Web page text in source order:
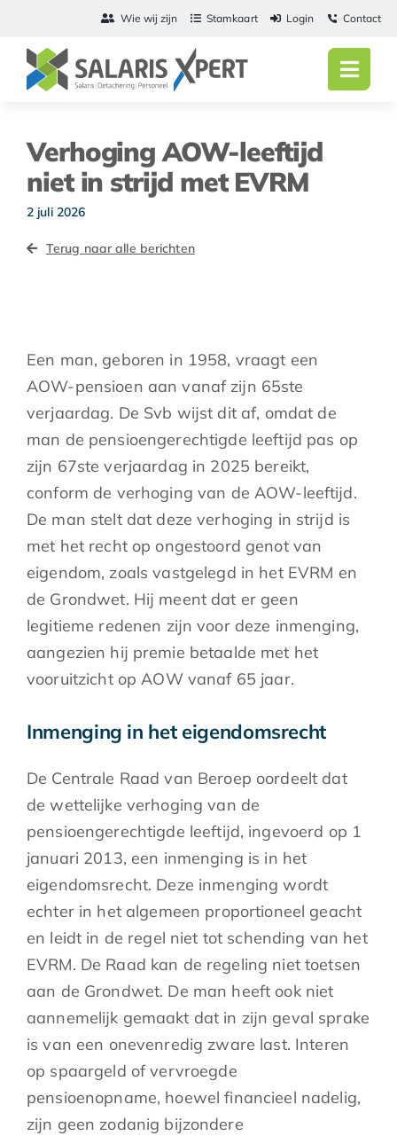
inhoud
Wie wij zijn Stamkaart Login Contact
Verhoging AOW-leeftijd
niet in strijd met EVRM
2 juli 2026
Terug naar alle berichten
Een man, geboren in 1958, vraagt een
AOW-pensioen aan vanaf zijn 65ste
verjaardag. De Svb wijst dit af, omdat de
man de pensioengerechtigde leeftijd pas op
zijn 67ste verjaardag in 2025 bereikt,
conform de verhoging van de AOW-leeftijd.
De man stelt dat deze verhoging in strijd is
met het recht op ongestoord genot van
eigendom, zoals vastgelegd in het EVRM en
de Grondwet. Hij meent dat er geen
legitieme redenen zijn voor deze inmenging,
aangezien hij premie betaalde met het
vooruitzicht op AOW vanaf 65 jaar.
Inmenging in het eigendomsrecht
De Centrale Raad van Beroep oordeelt dat
de wettelijke verhoging van de
pensioengerechtigde leeftijd, ingevoerd op 1
januari 2013, een inmenging is in het
eigendomsrecht. Deze inmenging wordt
echter in het algemeen proportioneel geacht
en leidt in de regel niet tot schending van het
EVRM. De Raad kan de regeling niet toetsen
aan de Grondwet. De man heeft ook niet
aannemelijk gemaakt dat in zijn geval sprake
is van een onevenredig zware last. Interen
op spaargeld of vervroegde
pensioenopname, hoewel financieel nadelig,
zijn geen zodanig bijzondere